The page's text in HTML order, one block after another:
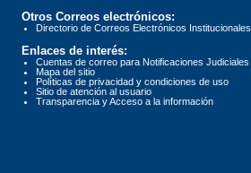
Otros Correos electrónicos:
Directorio de Correos Electrónicos Institucionales
Enlaces de interés:
Cuentas de correo para Notificaciones Judiciales
Mapa del sitio
Políticas de privacidad y condiciones de uso
Sitio de atención al usuario
Transparencia y Acceso a la información